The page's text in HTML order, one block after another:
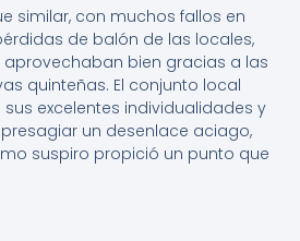
similar, con muchos fallos en
de balón de las locales,
bien gracias a las
quinteñas. El conjunto local
excelentes individualidades y
un desenlace aciago,
suspiro propició un punto que